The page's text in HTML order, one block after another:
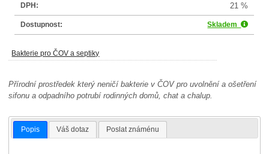
DPH: 21 %
Dostupnost: Skladem
Bakterie pro ČOV a septiky
Přírodní prostředek který neničí bakterie v ČOV pro uvolnění a ošetření
sifonu a odpadního potrubí rodinných domů, chat a chalup.
Popis Váš dotaz Poslat známénu